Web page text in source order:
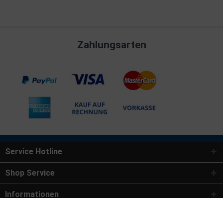
Zahlungsarten
Service Hotline
Shop Service
Informationen